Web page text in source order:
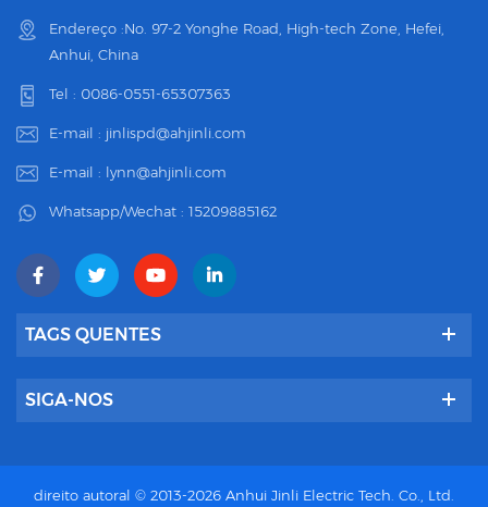
Endereço :No. 97-2 Yonghe Road, High-tech Zone, Hefei,
Anhui, China
Tel : 0086-0551-65307363
E-mail : jinlispd@ahjinli.com
E-mail : lynn@ahjinli.com
Whatsapp/Wechat : 15209885162
TAGS QUENTES
SIGA-NOS
direito autoral © 2013-2026 Anhui Jinli Electric Tech. Co., Ltd.